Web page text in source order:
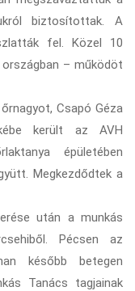
biztosítottak. A
fel. Közel 10
– működöt
Csapó Géza
került az AVH
épületében
Megkezdődtek a
után a munkás
Pécsen az
később betegen
Tanács tagjainak